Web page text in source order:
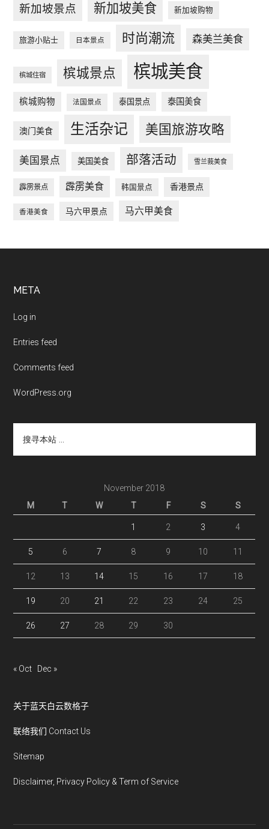
新加坡景点 新加坡美食 新加坡购物
旅游小贴士 日本景点 时尚潮流 森美兰美食
槟城住宿 槟城景点 槟城美食
槟城购物 法国景点 泰国景点 泰国美食
澳门美食 生活杂记 美国旅游攻略
美国景点 美国美食 部落活动 雪兰莪美食
霹雳景点 霹雳美食 韩国景点 香港景点
香港美食 马六甲景点 马六甲美食
Footer
META
Log in
Entries feed
Comments feed
WordPress.org
本
November 2018
M
T W T F S S
1 2 3 4
5 6 7 8 9 10 11
12 13 14 15 16 17 18
19 20 21 22 23 24 25
26 27 28 29 30
« Oct Dec »
关于蓝天白云数格子
联络我们 Contact Us
Sitemap
Disclaimer, Privacy Policy & Term of Service